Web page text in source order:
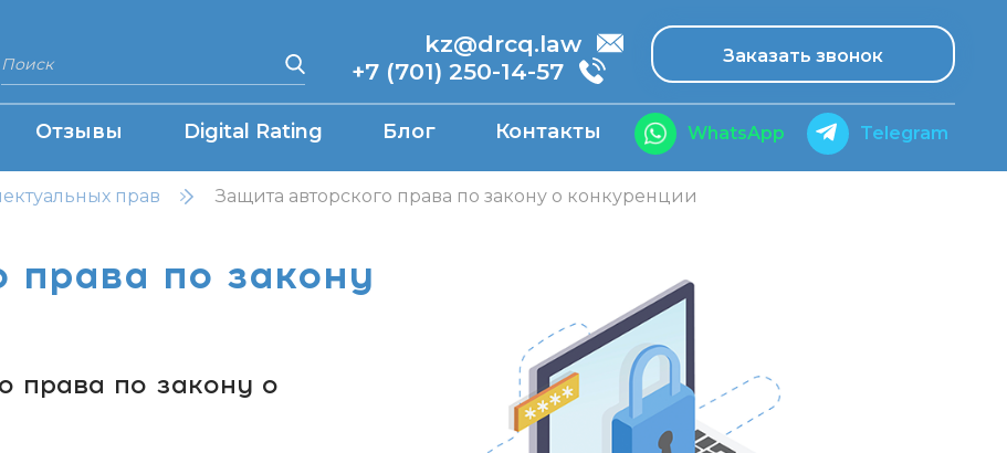
kz@drcq.law
+7 (701) 250-14-57
Заказать звонок
Отзывы Digital Rating Блог Контакты WhatsApp Telegram
прав Защита авторского права по закону о конкуренции
права по закону
права по закону о